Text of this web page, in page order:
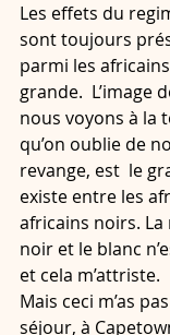
Les effets du
sont toujours
parmi les
grande.  L’image
nous voyons à la
qu’on oublie de
revange, est  le
existe entre les
africains noirs.
noir et le blanc
et cela m’attriste.
Mais ceci m’as
séjour, à